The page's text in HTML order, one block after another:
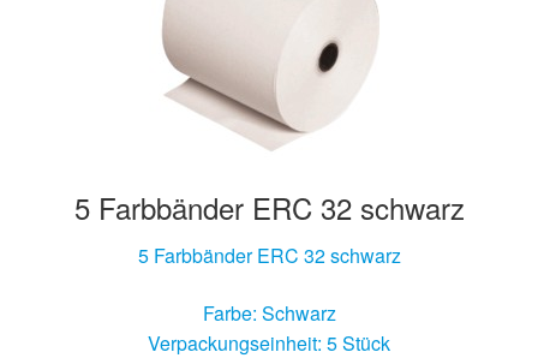
5 Farbbänder ERC 32 schwarz
5 Farbbänder ERC 32 schwarz
Farbe: Schwarz
Verpackungseinheit: 5 Stück